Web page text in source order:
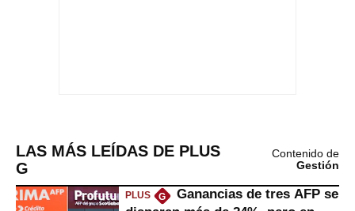
LAS MÁS LEÍDAS DE PLUS
G
Contenido de
Gestión
PLUS G
Ganancias de tres AFP se